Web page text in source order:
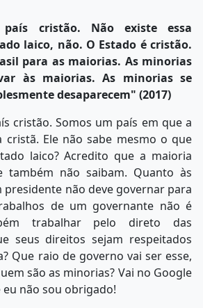
cristão. Não existe essa
laico, não. O Estado é cristão.
para as maiorias. As minorias
às maiorias. As minorias se
desaparecem" (2017)
cristão. Somos um país em que a
cristã. Ele não sabe mesmo o que
laico? Acredito que a maioria
também não saibam. Quanto às
presidente não deve governar para
de um governante não é
trabalhar pelo direto das
seus direitos sejam respeitados
Que raio de governo vai ser esse,
são as minorias? Vai no Google
não sou obrigado!